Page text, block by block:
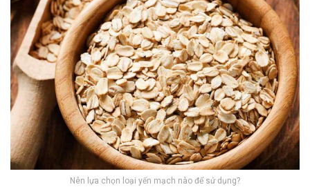
Nên lựa chọn loại yến mạch nào để sử dụng?